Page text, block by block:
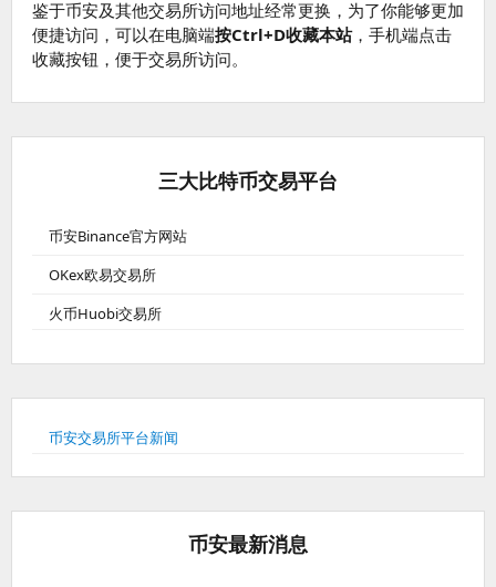
鉴于币安及其他交易所访问地址经常更换，为了你能够更加
便捷访问，可以在电脑端按Ctrl+D收藏本站，手机端点击
收藏按钮，便于交易所访问。
三大比特币交易平台
币安Binance官方网站
OKex欧易交易所
火币Huobi交易所
币安交易所平台新闻
币安最新消息